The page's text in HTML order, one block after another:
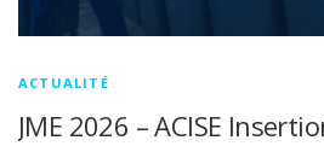
ACTUALITÉ
JME 2026 – ACISE